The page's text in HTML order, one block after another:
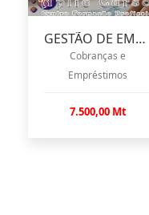
GESTÃO DE EMPRÉSTIMOS
Cobranças e
Empréstimos
7.500,00 Mt